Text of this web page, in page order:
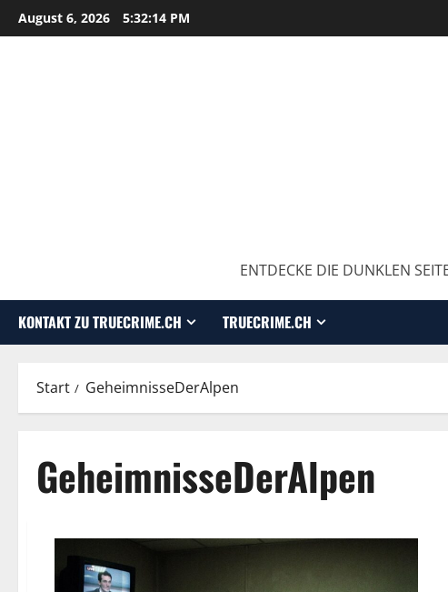
August 6, 2026 5:32:15 PM
ENTDECKE DIE DUNKLEN
KONTAKT ZU TRUECRIME.CH TRUECRIME.CH
Start GeheimnisseDerAlpen
GeheimnisseDerAlpen